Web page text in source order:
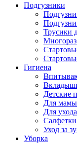
Подгузники
Трусики
Гигиена
Детские
Для мамы
Для
Салфетки
Уход за
Уборка